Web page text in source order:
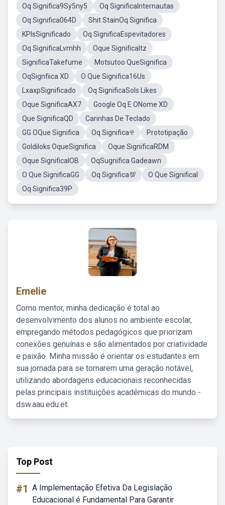
Oq Significa9Sy5ny5
Oq SignificaInternautas
Oq Significa064D
Shit StainOq Significa
KPIsSignificado
Oq SignificaEspevitadores
Oq SignificaLvmhh
Oque SignificaItz
SignificaTakefume
Motsutoo QueSignifica
OqSignfiica XD
O Que Significa16Us
LxaxpSignificado
Oq SignificaSols Likes
Oque SignificaAX7
Google Oq E ONome XD
Que SignificaQD
Carinhas De Teclado
GG OQue Significa
Oq Significa𖣂
Prototipação
Goldiloks OqueSignifica
Oque SignificaRDM
Oque SignificaIOB
OqSugnifica Gadeawn
O Que SignificaGG
Oq Significa💯
O Que SignificaI
Oq Significa39P
Emelie
Como mentor, minha dedicação é total ao
desenvolvimento dos alunos no ambiente escolar,
empregando métodos pedagógicos que priorizam
conexões genuínas e são alimentados por criatividade
e paixão. Minha missão é orientar os estudantes em
sua jornada para se tornarem uma geração notável,
utilizando abordagens educacionais reconhecidas
pelas principais instituições acadêmicas do mundo -
dsw.aau.edu.et.
Top Post
#1 A Implementação Efetiva Da Legislação
Educacional é Fundamental Para Garantir